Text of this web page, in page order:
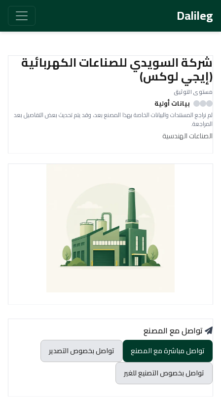
Dalileg
شركة السويدي للصناعات الكهربائية
(إيجي لوكس)
مستوى التوثيق
بيانات أولية
لم نراجع المستندات والبيانات الخاصة بهذا المصنع بعد، وقد يتم تحديث بعض التفاصيل بعد
المراجعة.
الصناعات الهندسية
تواصل مع المصنع
تواصل مباشرة مع المصنع
تواصل بخصوص التصدير
تواصل بخصوص التصنيع للغير